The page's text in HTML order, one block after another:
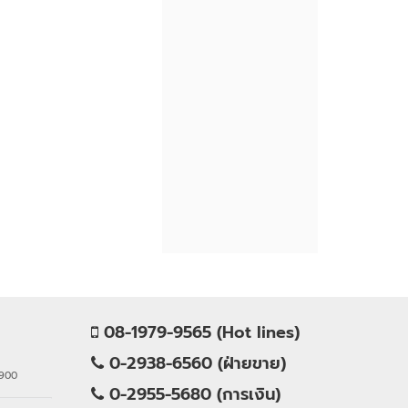
08-1979-9565 (Hot lines)
0-2938-6560 (ฝ่ายขาย)
0-2955-5680 (การเงิน)